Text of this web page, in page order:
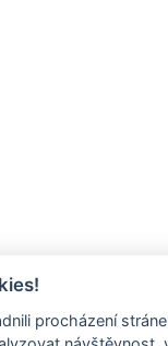
energií,
procházení